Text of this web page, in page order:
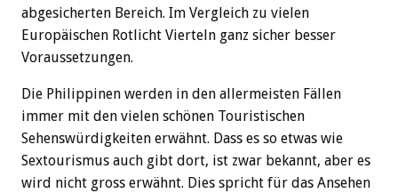
abgesicherten Bereich. Im Vergleich zu vielen
Europäischen Rotlicht Vierteln ganz sicher besser
Voraussetzungen.
Die Philippinen werden in den allermeisten Fällen
immer mit den vielen schönen Touristischen
Sehenswürdigkeiten erwähnt. Dass es so etwas wie
Sextourismus auch gibt dort, ist zwar bekannt, aber es
wird nicht gross erwähnt. Dies spricht für das Ansehen